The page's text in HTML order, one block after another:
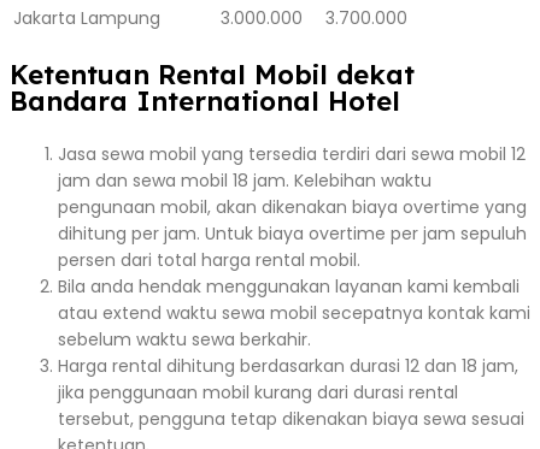
Jakarta Lampung 3.000.000 3.700.000
Ketentuan Rental Mobil dekat
Bandara International Hotel
Jasa sewa mobil yang tersedia terdiri dari sewa mobil 12
jam dan sewa mobil 18 jam. Kelebihan waktu
pengunaan mobil, akan dikenakan biaya overtime yang
dihitung per jam. Untuk biaya overtime per jam sepuluh
persen dari total harga rental mobil.
Bila anda hendak menggunakan layanan kami kembali
atau extend waktu sewa mobil secepatnya kontak kami
sebelum waktu sewa berkahir.
Harga rental dihitung berdasarkan durasi 12 dan 18 jam,
jika penggunaan mobil kurang dari durasi rental
tersebut, pengguna tetap dikenakan biaya sewa sesuai